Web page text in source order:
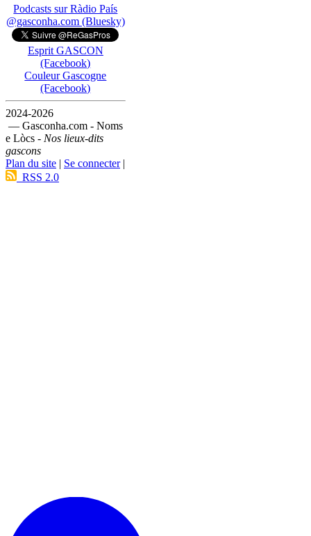
Podcasts sur Ràdio País
@gasconha.com (Bluesky)
Esprit GASCON
(Facebook)
Couleur Gascogne
(Facebook)
2024-2026
— Gasconha.com - Noms
e Lòcs - Nos lieux-dits
gascons
Plan du site | Se connecter|
RSS 2.0